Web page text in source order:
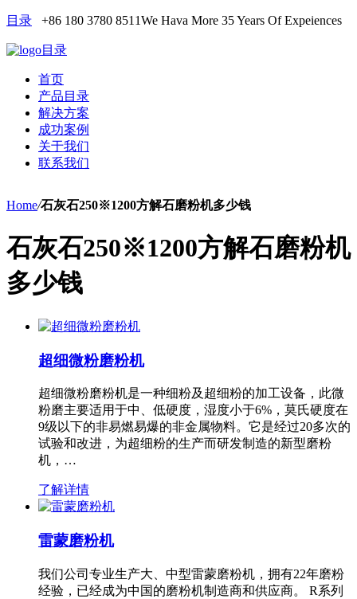
目录 +86 180 3780 8511We Hava More 35 Years Of Expeiences
目录
首页
产品目录
解决方案
成功案例
关于我们
联系我们
Home/石灰石250※1200方解石磨粉机多少钱
石灰石250※1200方解石磨粉机
多少钱
超细微粉磨粉机
超细微粉磨粉机是一种细粉及超细粉的加工设备，此微
粉磨主要适用于中、低硬度，湿度小于6%，莫氏硬度在
9级以下的非易燃易爆的非金属物料。它是经过20多次的
试验和改进，为超细粉的生产而研发制造的新型磨粉
机，…
了解详情
雷蒙磨粉机
我们公司专业生产大、中型雷蒙磨粉机，拥有22年磨粉
经验，已经成为中国的磨粉机制造商和供应商。 R系列